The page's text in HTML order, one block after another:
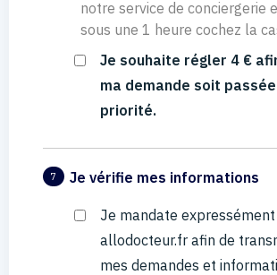
notre service de conciergerie
sous une 1 heure cochez la
Je souhaite régler 4 €
ma demande soit
priorité.
7 Je vérifie mes informations
Je mandate
allodocteur.fr afin de
mes demandes et